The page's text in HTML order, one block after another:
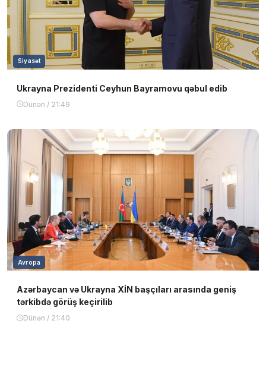
Siyasət
Ukrayna Prezidenti Ceyhun Bayramovu qəbul edib
Dünən / 21:49
Avropa
Azərbaycan və Ukrayna XİN başçıları arasında geniş
tərkibdə görüş keçirilib
Dünən / 21:40